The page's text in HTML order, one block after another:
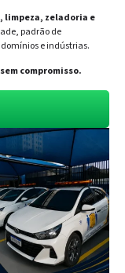
limpeza, zeladoria e
padrão de
e indústrias.
compromisso.